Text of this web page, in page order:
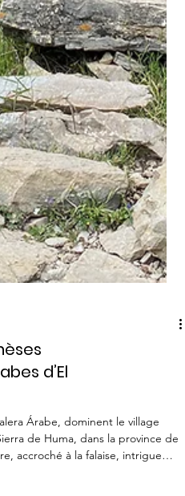
d’El
Árabe, dominent le village
accroché à la falaise, intrigue